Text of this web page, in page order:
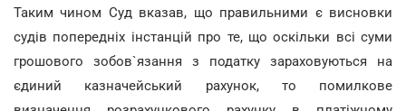
Таким чином Суд вказав, що правильними є висновки
судів попередніх інстанцій про те, що оскільки всі суми
грошового зобов`язання з податку зараховуються на
єдиний казначейський рахунок, то помилкове